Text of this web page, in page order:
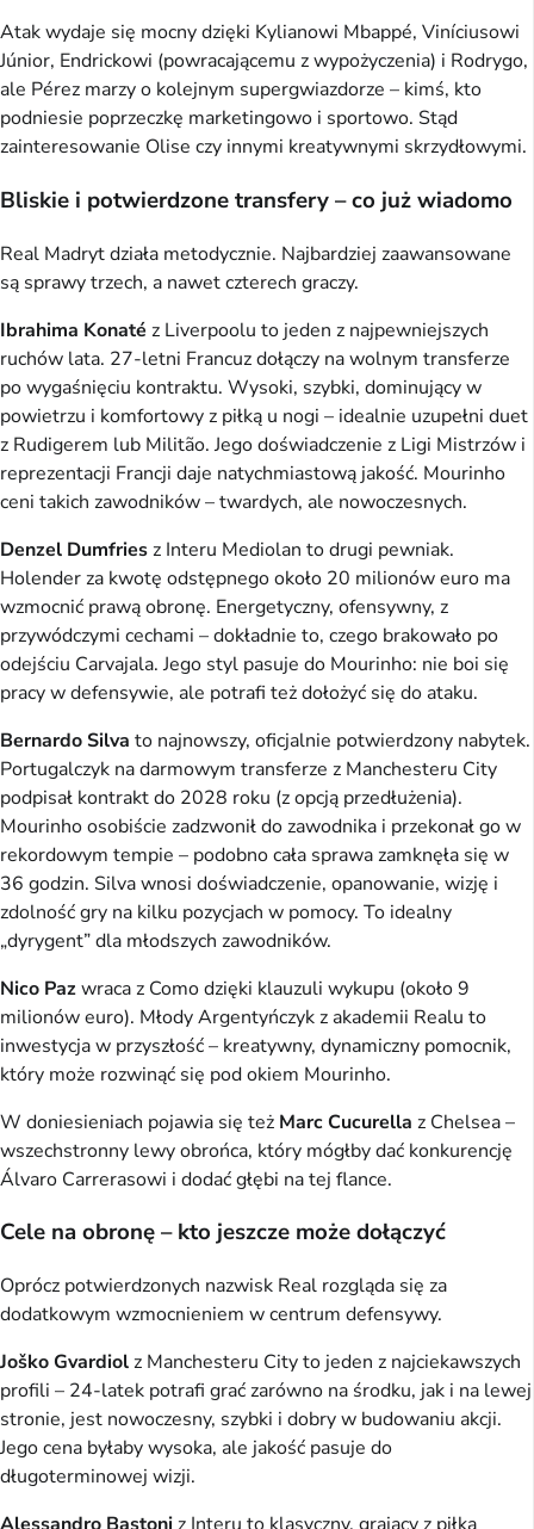
Atak wydaje się mocny dzięki Kylianowi Mbappé, Viníciusowi
Júnior, Endrickowi (powracającemu z wypożyczenia) i Rodrygo,
ale Pérez marzy o kolejnym supergwiazdorze – kimś, kto
podniesie poprzeczkę marketingowo i sportowo. Stąd
zainteresowanie Olise czy innymi kreatywnymi skrzydłowymi.
Bliskie i potwierdzone transfery – co już wiadomo
Real Madryt działa metodycznie. Najbardziej zaawansowane
są sprawy trzech, a nawet czterech graczy.
Ibrahima Konaté z Liverpoolu to jeden z najpewniejszych
ruchów lata. 27-letni Francuz dołączy na wolnym transferze
po wygaśnięciu kontraktu. Wysoki, szybki, dominujący w
powietrzu i komfortowy z piłką u nogi – idealnie uzupełni duet
z Rudigerem lub Militão. Jego doświadczenie z Ligi Mistrzów i
reprezentacji Francji daje natychmiastową jakość. Mourinho
ceni takich zawodników – twardych, ale nowoczesnych.
Denzel Dumfriesz Interu Mediolan to drugi pewniak.
Holender za kwotę odstępnego około 20 milionów euro ma
wzmocnić prawą obronę. Energetyczny, ofensywny, z
przywódczymi cechami – dokładnie to, czego brakowało po
odejściu Carvajala. Jego styl pasuje do Mourinho: nie boi się
pracy w defensywie, ale potrafi też dołożyć się do ataku.
Bernardo Silva to najnowszy, oficjalnie potwierdzony nabytek.
Portugalczyk na darmowym transferze z Manchesteru City
podpisał kontrakt do 2028 roku (z opcją przedłużenia).
Mourinho osobiście zadzwonił do zawodnika i przekonał go w
rekordowym tempie – podobno cała sprawa zamknęła się w
36 godzin. Silva wnosi doświadczenie, opanowanie, wizję i
zdolność gry na kilku pozycjach w pomocy. To idealny
„dyrygent” dla młodszych zawodników.
Nico Pazwraca z Como dzięki klauzuli wykupu (około 9
milionów euro). Młody Argentyńczyk z akademii Realu to
inwestycja w przyszłość – kreatywny, dynamiczny pomocnik,
który może rozwinąć się pod okiem Mourinho.
W doniesieniach pojawia się też Marc Cucurella z Chelsea –
wszechstronny lewy obrońca, który mógłby dać konkurencję
Álvaro Carrerasowi i dodać głębi na tej flance.
Cele na obronę – kto jeszcze może dołączyć
Oprócz potwierdzonych nazwisk Real rozgląda się za
dodatkowym wzmocnieniem w centrum defensywy.
Joško Gvardiolz Manchesteru City to jeden z najciekawszych
profili – 24-latek potrafi grać zarówno na środku, jak i na lewej
stronie, jest nowoczesny, szybki i dobry w budowaniu akcji.
Jego cena byłaby wysoka, ale jakość pasuje do
długoterminowej wizji.